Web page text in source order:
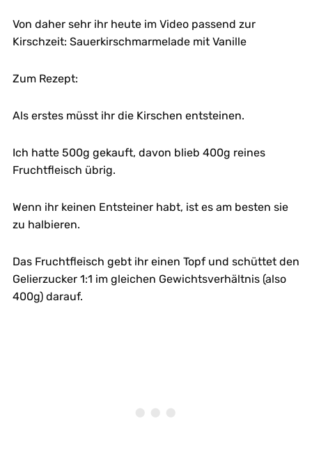
Von daher sehr ihr heute im Video passend zur
Kirschzeit: Sauerkirschmarmelade mit Vanille
Zum Rezept:
Als erstes müsst ihr die Kirschen entsteinen.
Ich hatte 500g gekauft, davon blieb 400g reines
Fruchtfleisch übrig.
Wenn ihr keinen Entsteiner habt, ist es am besten sie
zu halbieren.
Das Fruchtfleisch gebt ihr einen Topf und schüttet den
Gelierzucker 1:1 im gleichen Gewichtsverhältnis (also
400g) darauf.